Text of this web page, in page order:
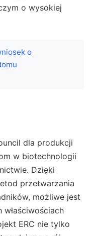
o wysokiej
o
dla produkcji
w biotechnologii
Dzięki
przetwarzania
możliwe jest
ERC nie tylko